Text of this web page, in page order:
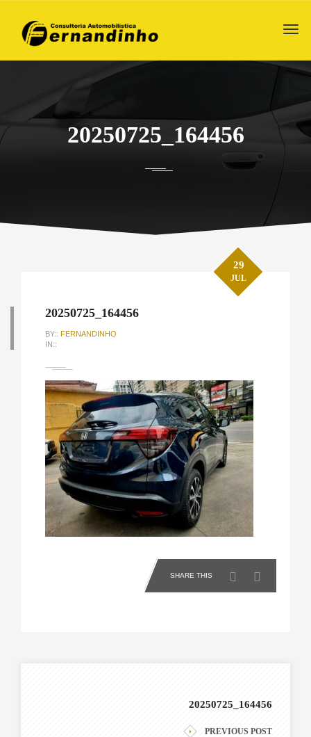
20250725_164456
20250725_164456
BY:: FERNANDINHO
IN::
29
JUL
SHARE THIS
20250725_164456
PREVIOUS POST